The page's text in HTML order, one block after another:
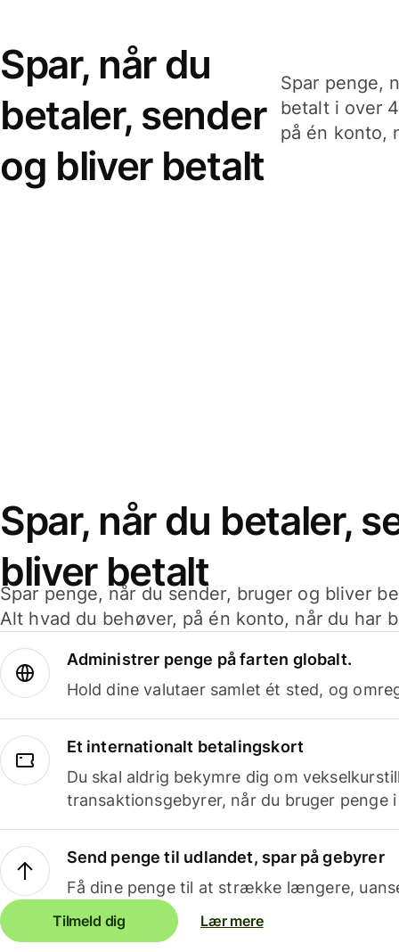
Spar, når du
betaler, sender
og bliver betalt
Spar penge,
betalt i over
på én konto,
Spar, når du betaler,
bliver betalt
Spar penge, når du sender, bruger og bliver
Alt hvad du behøver, på én konto, når du har
Administrer penge på farten globalt.
Hold dine valutaer samlet ét sted, og
Et internationalt betalingskort
Du skal aldrig bekymre dig om
transaktionsgebyrer, når du bruger penge
Send penge til udlandet, spar på gebyrer
Få dine penge til at strække længere,
Tilmeld dig Lær mere